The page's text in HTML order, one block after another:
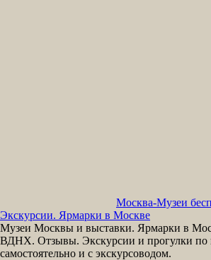
Москва-Музеи
Экскурсии. Ярмарки в Москве
Музеи Москвы и выставки. Ярмарки в
ВДНХ. Отзывы. Экскурсии и прогулки по
самостоятельно и с экскурсоводом.